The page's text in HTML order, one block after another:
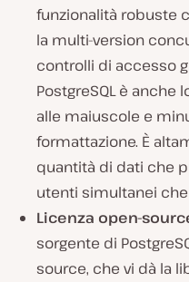
funzionalità robuste
la multi-version
controlli di accesso
PostgreSQL è anche
alle maiuscole e
formattazione. È
quantità di dati che
utenti simultanei
Licenza open-
sorgente di
source, che vi dà la